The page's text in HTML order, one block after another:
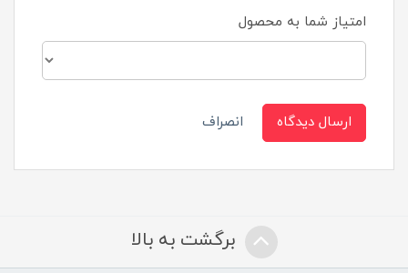
امتیاز شما به محصول
ارسال دیدگاه انصراف
برگشت به بالا